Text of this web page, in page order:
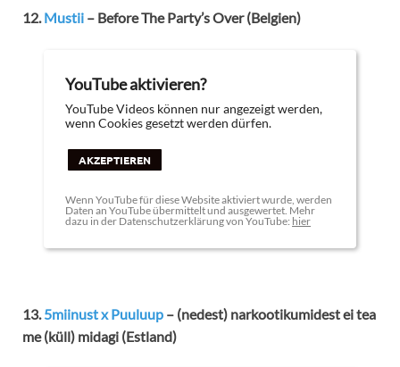
12.Mustii – Before The Party’s Over (Belgien)
YouTube aktivieren?
YouTube Videos können nur angezeigt werden,
wenn Cookies gesetzt werden dürfen.
AKZEPTIEREN
Wenn YouTube für diese Website aktiviert wurde, werden
Daten an YouTube übermittelt und ausgewertet. Mehr
dazu in der Datenschutzerklärung von YouTube: hier
13.5miinust x Puuluup – (nedest) narkootikumidest ei tea
me (küll) midagi (Estland)